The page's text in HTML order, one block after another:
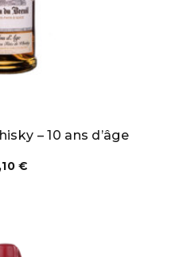
– 10 ans d’âge
€